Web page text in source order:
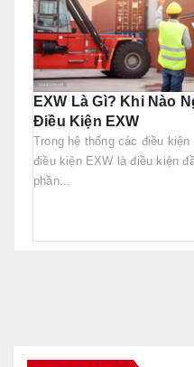
EXW Là Gì? Khi Nào
Điều Kiện EXW
Trong hệ thống các điều
điều kiện EXW là điều kiện
phần...